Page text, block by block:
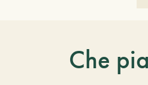
Che